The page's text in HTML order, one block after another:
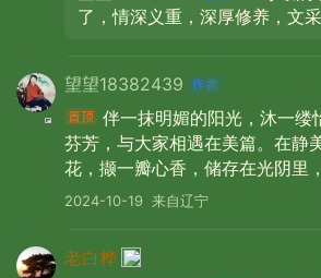
了，情深义重，深厚修养，文
励，留下身影与美好，留下花
恩！ 祝福您，幸福永远，创作
❤️❤️❤️🌹🌹🌹🍁🍁🍁🍵🍵🍵
望望18382439
伴一抹明媚的阳光，沐一缕
芬芳，与大家相遇在美篇。在静
花，撷一瓣心香，储存在光阴里
2024-10-19 来自辽宁
老白桦